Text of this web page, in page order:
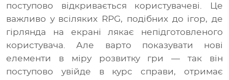
поступово відкривається користувачеві. Це
важливо у всіляких RPG, подібних до ігор, де
гірлянда на екрані лякає непідготовленого
користувача. Але варто показувати нові
елементи в міру розвитку гри — так він
поступово увійде в курс справи, отримає